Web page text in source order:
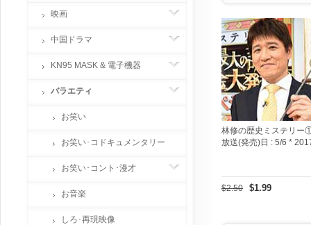
林修の歴史ミステリー
放送(発売)日 : 5/6 *
$2.50 $1.99
映画
中国ドラマ
KN95 MASK & 電子機器
バラエティ
お笑い
お笑い･コドキュメンタリー
お笑い･コント･漫才
お音楽
しろ･再現映像